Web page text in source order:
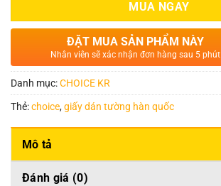
MUA NGAY
ĐẶT MUA SẢN PHẨM NÀY
Nhân viên sẽ xác nhận đơn hàng sau 5 phút
Danh mục:CHOICE KR
Thẻ:choice,giấy dán tường hàn quốc
Mô tả
Đánh giá (0)